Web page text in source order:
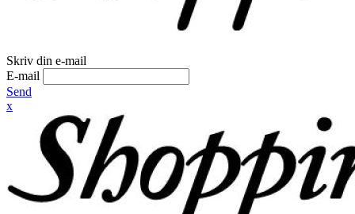
Skriv din e-mail
E-mail
Send
x